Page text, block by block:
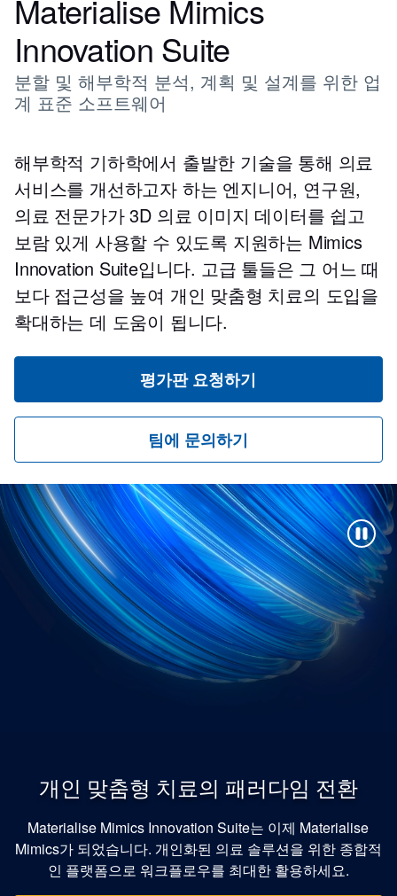
Materialise Mimics
Innovation Suite
분할 및 해부학적 분석, 계획 및 설계를 위한 업
계 표준 소프트웨어
해부학적 기하학에서 출발한 기술을 통해 의료
서비스를 개선하고자 하는 엔지니어, 연구원,
의료 전문가가 3D 의료 이미지 데이터를 쉽고
보람 있게 사용할 수 있도록 지원하는 Mimics
Innovation Suite입니다. 고급 툴들은 그 어느 때
보다 접근성을 높여 개인 맞춤형 치료의 도입을
확대하는 데 도움이 됩니다.
평가판 요청하기
팀에 문의하기
개인 맞춤형 치료의 패러다임 전환
Materialise Mimics Innovation Suite는 이제 Materialise
Mimics가 되었습니다. 개인화된 의료 솔루션을 위한 종합적
인 플랫폼으로 워크플로우를 최대한 활용하세요.